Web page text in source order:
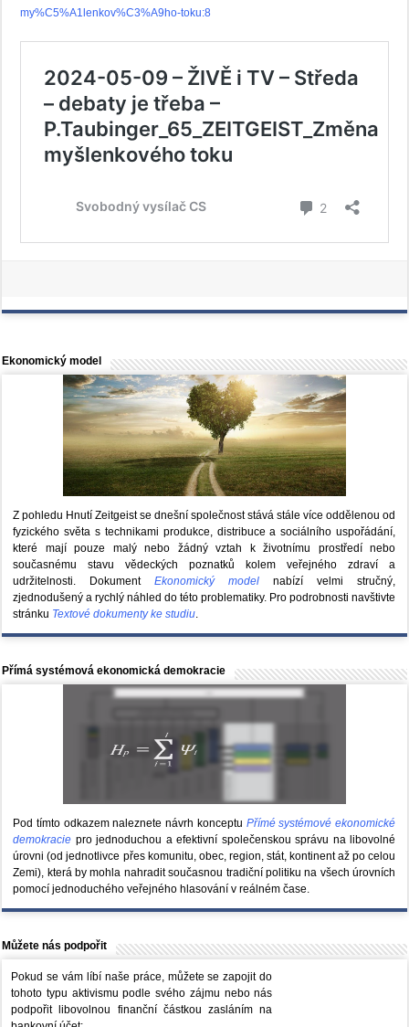
my%C5%A1lenkov%C3%A9ho-toku:8
Ekonomický model
Z pohledu Hnutí Zeitgeist se dnešní společnost stává stále více oddělenou od
fyzického světa s technikami produkce, distribuce a sociálního uspořádání,
které mají pouze malý nebo žádný vztah k životnímu prostředí nebo
současnému stavu vědeckých poznatků kolem veřejného zdraví a
udržitelnosti. DokumentEkonomický model nabízí velmi stručný,
zjednodušený a rychlý náhled do této problematiky. Pro podrobnosti navštivte
stránku Textové dokumenty ke studiu
Přímá systémová ekonomická demokracie
Pod tímto odkazem naleznete návrh konceptu Přímé systémové ekonomické
demokracie pro jednoduchou a efektivní společenskou správu na libovolné
úrovni (od jednotlivce přes komunitu, obec, region, stát, kontinent až po celou
Zemi), která by mohla nahradit současnou tradiční politiku na všech úrovních
pomocí jednoduchého veřejného hlasování v reálném čase.
Můžete nás podpořit
Pokud se vám líbí naše práce, můžete se zapojit do
tohoto typu aktivismu podle svého zájmu nebo nás
podpořit libovolnou finanční částkou zasláním na